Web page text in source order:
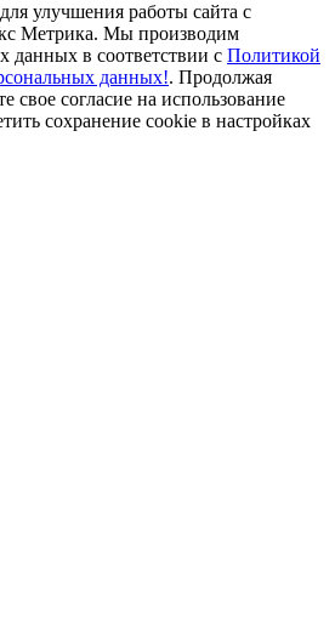
улучшения работы сайта с
Метрика. Мы производим
данных в соответствии с Политикой
данных!. Продолжая
свое согласие на использование
сохранение cookie в настройках